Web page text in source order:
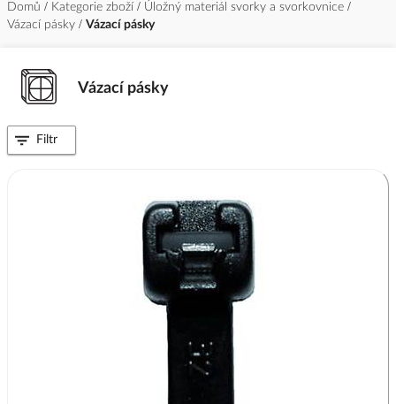
Domů Kategorie zboží
Úložný materiál svorky a svorkovnice
Vázací pásky
Vázací pásky
Vázací pásky
Filtr